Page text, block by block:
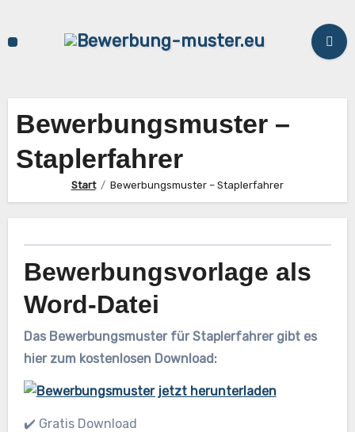
Bewerbungsmuster –
Staplerfahrer
Start Bewerbungsmuster – Staplerfahrer
Bewerbungsvorlage als
Word-Datei
Das Bewerbungsmuster für Staplerfahrer gibt es
hier zum kostenlosen Download:
✔️ Gratis Download